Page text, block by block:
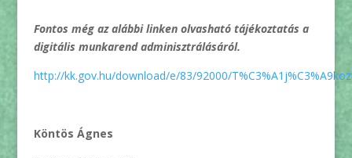
Fontos még az alábbi linken olvasható tájékoztatás a
digitális munkarend adminisztrálásáról.
http://kk.gov.hu/download/e/83/92000/
Köntös Ágnes